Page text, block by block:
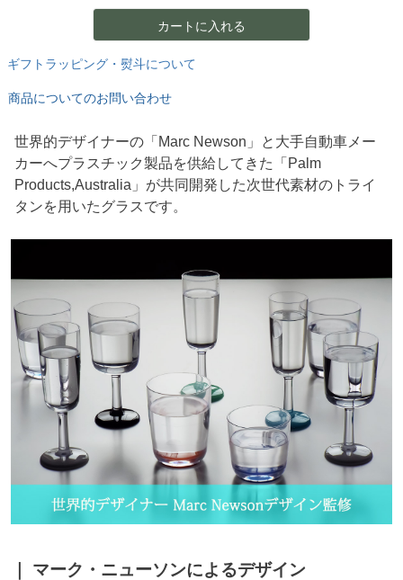
カートに入れる
ギフトラッピング・熨斗について
商品についてのお問い合わせ
世界的デザイナーの「Marc Newson」と大手自動車メー
カーへプラスチック製品を供給してきた「Palm
Products,Australia」が共同開発した次世代素材のトライ
タンを用いたグラスです。
マーク・ニューソンによるデザイン